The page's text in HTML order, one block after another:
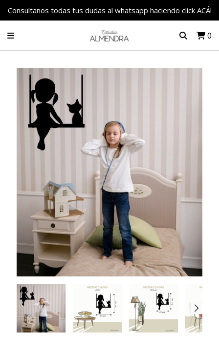
Consultanos todas tus dudas al whatsapp haciendo click ACÁ!
0